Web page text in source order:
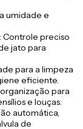
umidade e
Controle preciso
jato para
para a limpeza
eficiente.
para
e louças.
automática,
de